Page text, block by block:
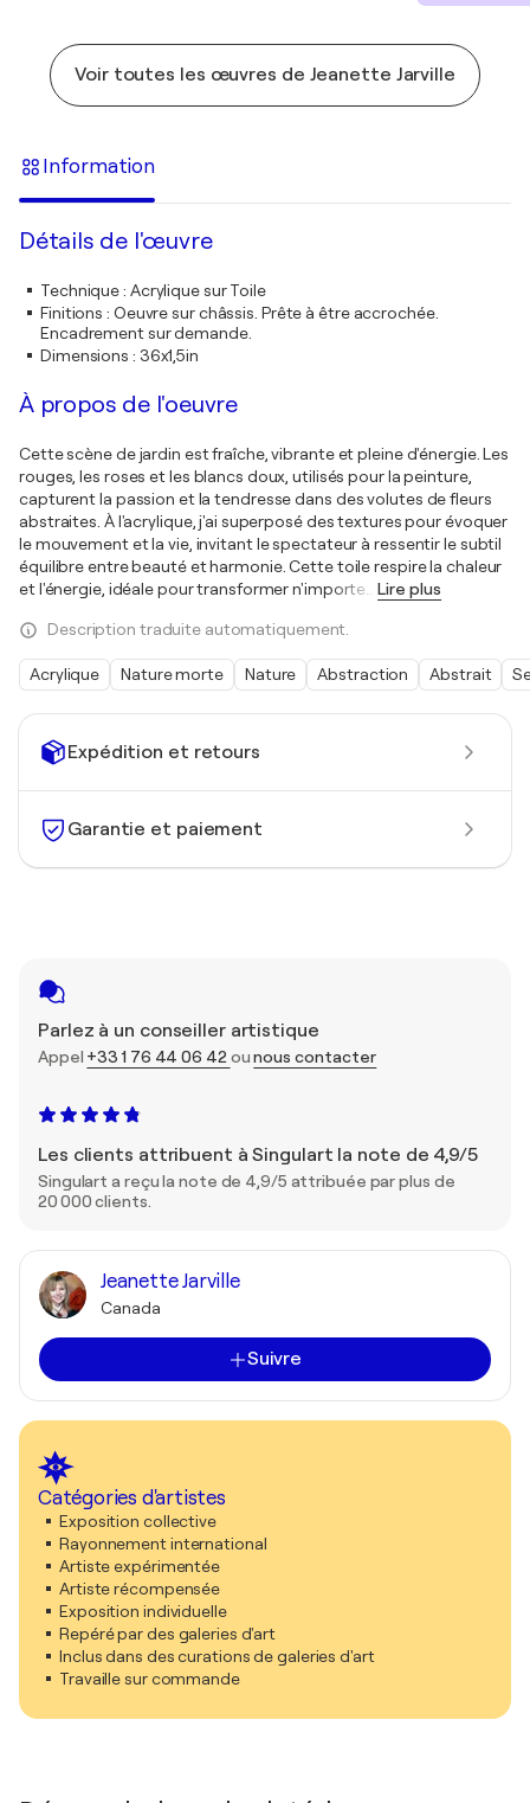
Expédition et retours
Garantie et paiement
Parlez à un conseiller artistique
Appel +33 1 76 44 06 42 ounous contacter
Les clients attribuent à Singulart la note de 4,9/5
Singulart a reçu la note de 4,9/5 attribuée par plus de
20 000 clients.
Jeanette Jarville
Canada
Suivre
Catégories d'artistes
Exposition collective
Rayonnement international
Artiste expérimentée
Artiste récompensée
Exposition individuelle
Repéré par des galeries d'art
Inclus dans des curations de galeries d'art
Travaille sur commande
Voir toutes les œuvres de Jeanette Jarville
Information
Détails de l'œuvre
Technique: Acrylique sur Toile
Finitions : Oeuvre sur châssis. Prête à être accrochée.
Encadrement sur demande.
Dimensions : 36x1,5in
À propos de l'oeuvre
Cette scène de jardin est fraîche, vibrante et pleine d'énergie. Les
rouges, les roses et les blancs doux, utilisés pour la peinture,
capturent la passion et la tendresse dans des volutes de fleurs
abstraites. À l'acrylique, j'ai superposé des textures pour évoquer
le mouvement et la vie, invitant le spectateur à ressentir le subtil
équilibre entre beauté et harmonie. Cette toile respire la chaleur
et l'énergie, idéale pour transformer n'importe
Lire plus
Description traduite automatiquement.
Acrylique Nature morte Nature Abstraction Abstrait